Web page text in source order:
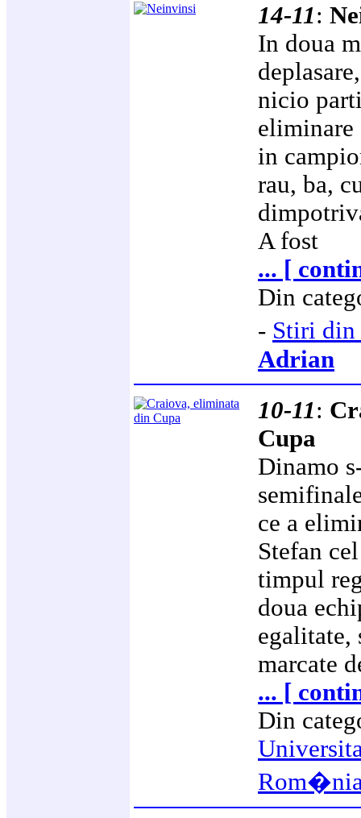
14-11:
In doua
nicio
in
rau, ba,
A fost
... [
Din
- Stiri
Adrian
10-11:
Cupa
Dinamo
ce a
Stefan
timpul
doua
marcate
... [
Din